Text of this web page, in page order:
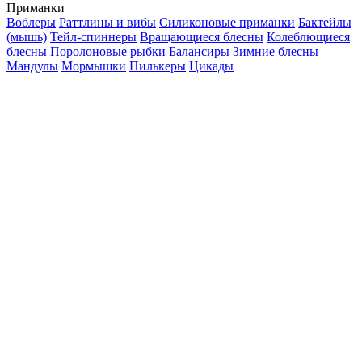
Приманки
Воблеры Раттлины и вибы Силиконовые приманки Бактейлы
(мышь) Тейл-спиннеры Вращающиеся блесны Колеблющиеся
блесны Поролоновые рыбки Балансиры Зимние блесны
Мандулы Мормышки Пилькеры Цикады